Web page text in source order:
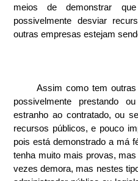
meios de demonstrar
possivelmente desviar
outras empresas estejam
possivelmente prestando
estranho ao contratado, ou
recursos públicos, e pouco
pois está demonstrado a má
tenha muito mais provas,
vezes demora, mas nestes